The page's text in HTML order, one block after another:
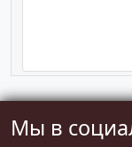
Мы в